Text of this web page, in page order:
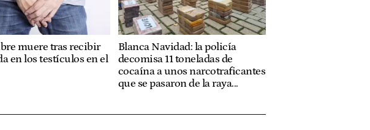
muere tras recibir
en los testículos en el
Blanca Navidad: la policía
decomisa 11 toneladas de
cocaína a unos narcotraficantes
que se pasaron de la raya...